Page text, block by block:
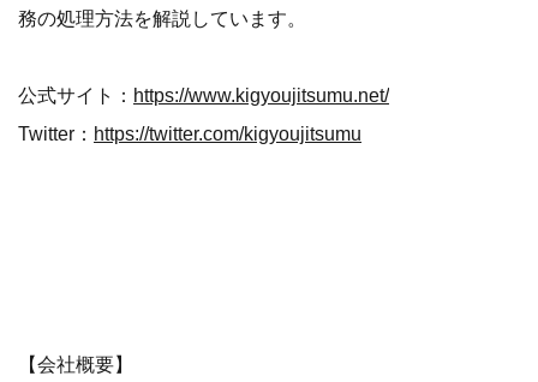
務の処理方法を解説しています。
公式サイト： https://www.kigyoujitsumu.net/
Twitter： https://twitter.com/kigyoujitsumu
【会社概要】